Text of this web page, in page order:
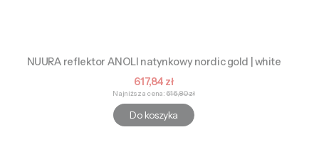
NUURA reflektor ANOLI natynkowy nordic gold | white
Cena promocyjna
617,84 zł
Najniższa cena: 616,80 zł
Do koszyka